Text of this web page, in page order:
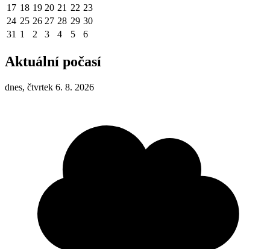
17 18 19 20 21 22 23
24 25 26 27 28 29 30
31 1 2 3 4 5 6
Aktuální počasí
dnes, čtvrtek 6. 8. 2026